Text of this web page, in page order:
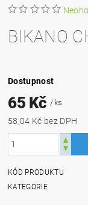
BIKANO
Dostupnost
65 Kč/ ks
58,04 Kč bez DPH
KÓD PRODUKTU
KATEGORIE